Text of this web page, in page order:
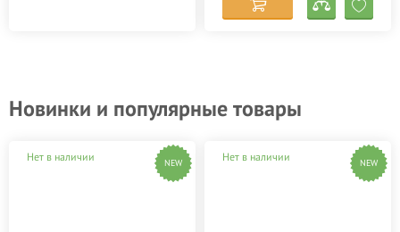
Новинки и популярные товары
Нет в наличии NEW Нет в наличии NEW